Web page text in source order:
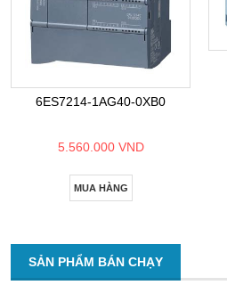
6ES7214-1AG40-0XB0
5.560.000 VND
MUA HÀNG
SẢN PHẨM BÁN CHẠY